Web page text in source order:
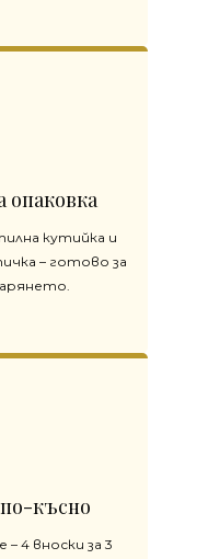
опаковка
кутийка и
– готово за
късно
– 4 вноски за 3